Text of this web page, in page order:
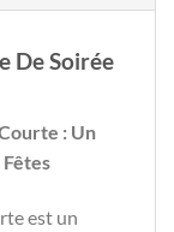
De Soirée
: Un
est un